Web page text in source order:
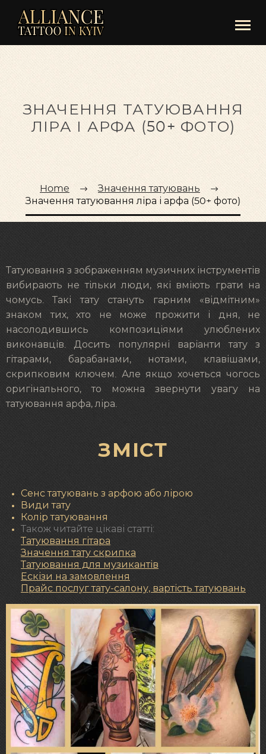
ЗНАЧЕННЯ ТАТУЮВАННЯ
ЛІРА І АРФА (50+ ФОТО)
Home
Значення татуювань
Значення татуювання ліра і арфа (50+ фото)
Татуювання з зображенням музичних інструментів
вибирають не тільки люди, які вміють грати на
чомусь. Такі тату стануть гарним «відмітним»
знаком тих, хто не може прожити і дня, не
насолодившись композиціями улюблених
виконавців. Досить популярні варіанти тату з
гітарами, барабанами, нотами, клавішами,
скрипковим ключем. Але якщо хочеться чогось
оригінального, то можна звернути увагу на
татуювання арфа, ліра.
ЗМІСТ
Сенс татуювань з арфою або лірою
Види тату
Колір татуювання
Також читайте цікаві статті:
Татуювання гітара
Значення тату скрипка
Татуювання для музикантів
Ескізи на замовлення
Прайс послуг тату-салону, вартість татуювань